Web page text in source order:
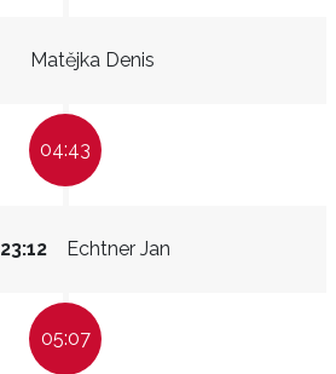
Matějka Denis
04:43
Echtner Jan
23:12
05:07